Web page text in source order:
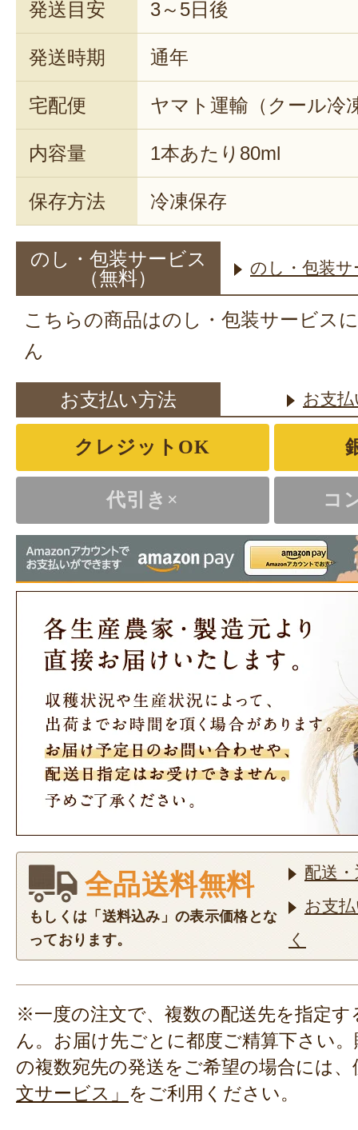
発送目安 3～5日後
発送時期 通年
宅配便 ヤマト運輸（クール冷
内容量 1本あたり80ml
保存方法 冷凍保存
のし・包装サービス
（無料）
のし・包装
こちらの商品はのし・包装サービス
ん
お支払い方法 お支
クレジットOK
代引き× コ
全品送料無料
もしくは「送料込み」の表示価格とな
っております。
配送
お支
く
※一度の注文で、複数の配送先を指定
ん。お届け先ごとに都度ご精算下さい
の複数宛先の発送をご希望の場合には、
文サービス」 をご利用ください。